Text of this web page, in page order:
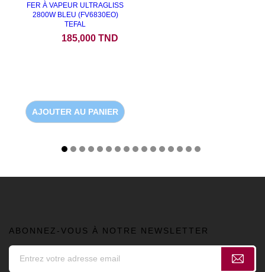
FER À VAPEUR ULTRAGLISS
2800W BLEU (FV6830EO)
TEFAL
185,000 TND
AJOUTER AU PANIER
ABONNEZ-VOUS À NOTRE NEWSLETTER